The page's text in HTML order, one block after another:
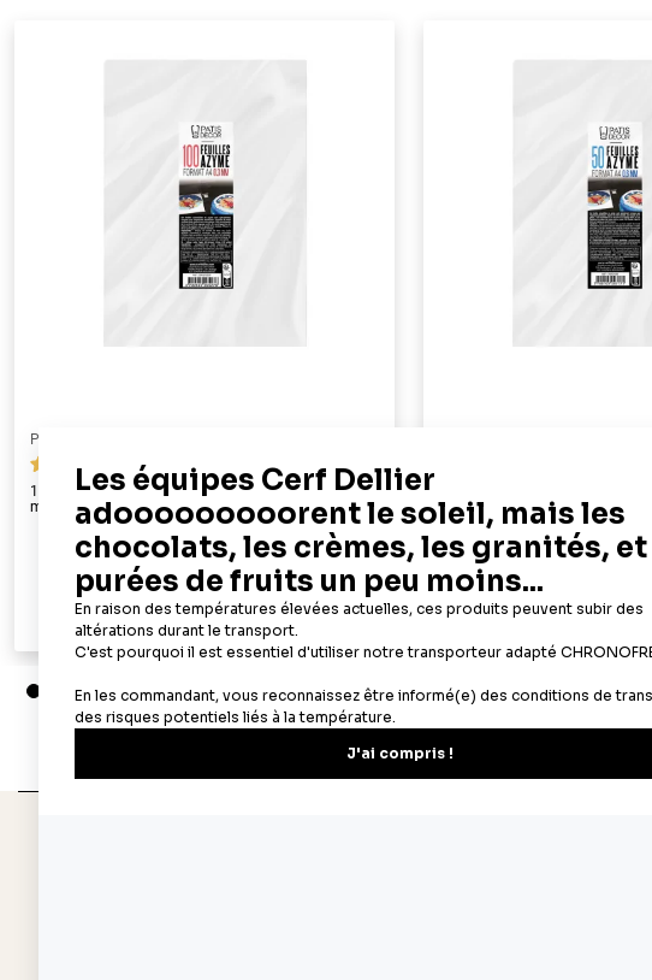
PATISDECOR
100 feuilles azyme alimentaires A4 - épaisseur 0,3
mm
22,90 €
Ajouter au panier
Aperçu rapide
50 feuilles azyme alimentaires
19,90
Ajouter au panier